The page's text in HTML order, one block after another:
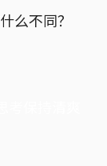
么不同？